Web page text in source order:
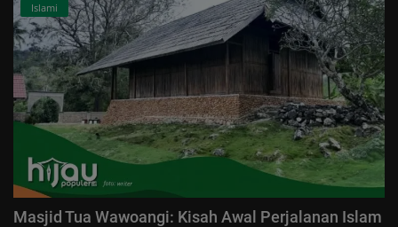
Islami
Masjid Tua Wawoangi: Kisah Awal Perjalanan Islam